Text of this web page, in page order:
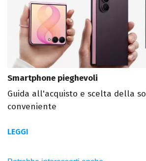
Smartphone pieghevoli
Guida all'acquisto e scelta della
conveniente
LEGGI